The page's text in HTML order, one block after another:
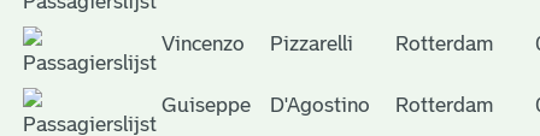
Vincenzo Pizzarelli Rotterdam
Guiseppe D'Agostino Rotterdam